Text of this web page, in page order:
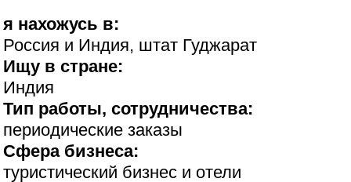
я нахожусь в:
Россия и Индия, штат Гуджарат
Ищу в стране:
Индия
Тип работы, сотрудничества:
периодические заказы
Сфера бизнеса:
туристический бизнес и отели